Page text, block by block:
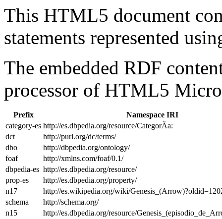
This HTML5 document
statements represented
The embedded RDF
processor of HTML5
Prefix
Namespace IRI
category-es http://es.dbpedia.org/resource/CategorÃ­a:
dct
http://purl.org/dc/terms/
dbo
http://dbpedia.org/ontology/
foaf
http://xmlns.com/foaf/0.1/
dbpedia-es http://es.dbpedia.org/resource/
prop-es
http://es.dbpedia.org/property/
n17
http://es.wikipedia.org/wiki/
schema
http://schema.org/
n15
http://es.dbpedia.org/resource/